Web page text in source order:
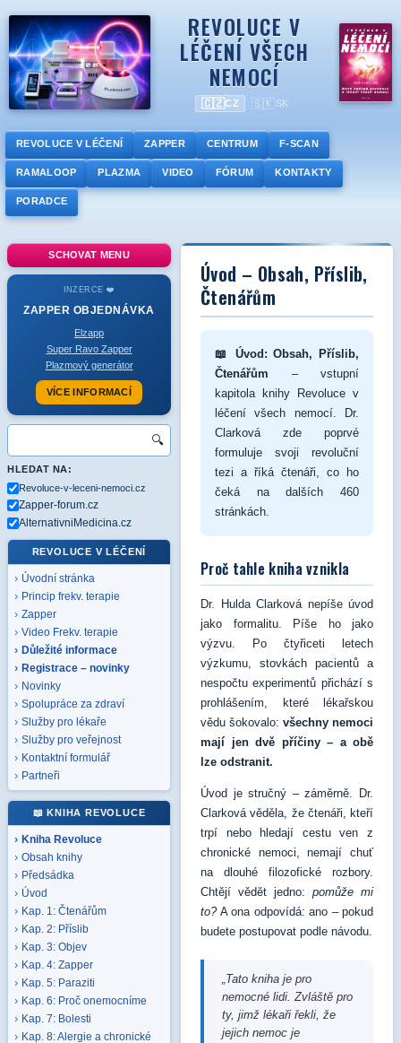
REVOLUCE V
LÉČENÍ VŠECH
NEMOCÍ
🇨🇿CZ 🇸🇰SK
REVOLUCE V LÉČENÍ ZAPPER CENTRUM F-SCAN
RAMALOOP PLAZMA VIDEO FÓRUM KONTAKTY
PORADCE
SCHOVAT MENU
INZERCE ❤️
ZAPPER OBJEDNÁVKA
Elzapp
Super Ravo Zapper
Plazmový generátor
VÍCE INFORMACÍ
🔍
HLEDAT NA:
Revoluce-v-leceni-nemoci.cz
Zapper-forum.cz
AlternativniMedicina.cz
REVOLUCE V LÉČENÍ
Úvodní stránka
Princip frekv. terapie
Zapper
Video Frekv. terapie
Důležité informace
Registrace – novinky
Novinky
Spolupráce za zdraví
Služby pro lékaře
Služby pro veřejnost
Kontaktní formulář
Partneři
📖 KNIHA REVOLUCE
Kniha Revoluce
Obsah knihy
Předsádka
Úvod
Kap. 1: Čtenářům
Kap. 2: Příslib
Kap. 3: Objev
Kap. 4: Zapper
Kap. 5: Paraziti
Kap. 6: Proč onemocníme
Kap. 7: Bolesti
Kap. 8: Alergie a chronické
Úvod – Obsah, Příslib,
Čtenářům
📖 Úvod: Obsah, Příslib,
Čtenářům – vstupní
kapitola knihy Revoluce v
léčení všech nemocí. Dr.
Clarková zde poprvé
formuluje svoji revoluční
tezi a říká čtenáři, co ho
čeká na dalších 460
stránkách.
Proč tahle kniha vznikla
Dr. Hulda Clarková nepíše úvod
jako formalitu. Píše ho jako
výzvu. Po čtyřiceti letech
výzkumu, stovkách pacientů a
nespočtu experimentů přichází s
prohlášením, které lékařskou
vědu šokovalo: všechny nemoci
mají jen dvě příčiny – a obě
lze odstranit.
Úvod je stručný – záměrně. Dr.
Clarková věděla, že čtenáři, kteří
trpí nebo hledají cestu ven z
chronické nemoci, nemají chuť
na dlouhé filozofické rozbory.
Chtějí vědět jedno: pomůže mi
to?A ona odpovídá: ano – pokud
budete postupovat podle návodu.
„Tato kniha je pro
nemocné lidi. Zvláště pro
ty, jimž lékaři řekli, že
jejich nemoc je